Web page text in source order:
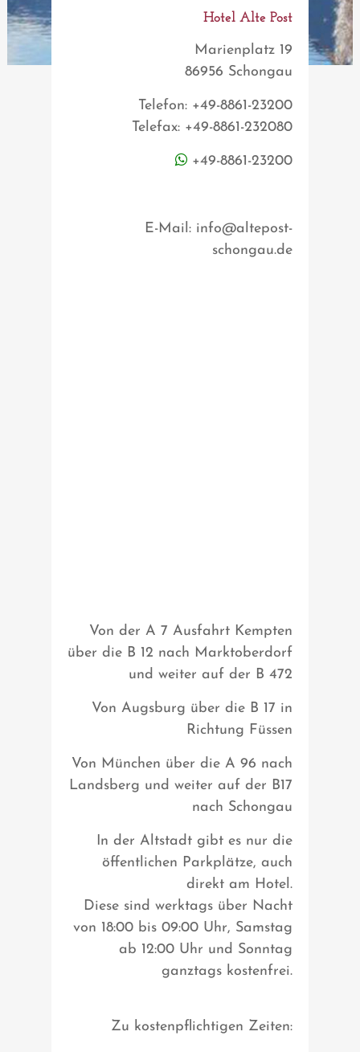
Hotel Alte Post
Marienplatz 19
86956 Schongau
Telefon: +49-8861-23200
Telefax: +49-8861-232080
+49-8861-23200
E-Mail: info@altepost-
schongau.de
Von der A 7 Ausfahrt Kempten
über die B 12 nach Marktoberdorf
und weiter auf der B 472
Von Augsburg über die B 17 in
Richtung Füssen
Von München über die A 96 nach
Landsberg und weiter auf der B17
nach Schongau
In der Altstadt gibt es nur die
öffentlichen Parkplätze, auch
direkt am Hotel.
Diese sind werktags über Nacht
von 18:00 bis 09:00 Uhr, Samstag
ab 12:00 Uhr und Sonntag
ganztags kostenfrei.
Zu kostenpflichtigen Zeiten: